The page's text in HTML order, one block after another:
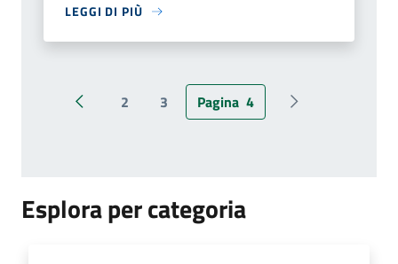
LEGGI DI PIÙ
Pagina precedente
2 3 Pagina 4 Pagina
Esplora per categoria